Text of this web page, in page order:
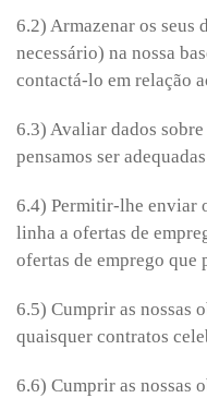
6.2) Armazenar os seus
necessário) na nossa
contactá-lo em relação
6.3) Avaliar dados
pensamos ser
6.4) Permitir-lhe enviar
linha a ofertas de
ofertas de emprego que
6.5) Cumprir as nossas
quaisquer contratos
6.6) Cumprir as nossas